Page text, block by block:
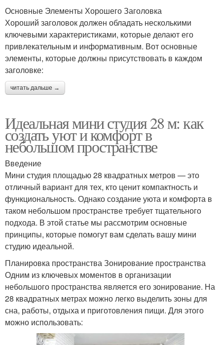
Основные Элементы Хорошего Заголовка
Хороший заголовок должен обладать несколькими
ключевыми характеристиками, которые делают его
привлекательным и информативным. Вот основные
элементы, которые должны присутствовать в каждом
заголовке:
читать дальше →
Идеальная мини студия 28 м: как
создать уют и комфорт в
небольшом пространстве
Введение
Мини студия площадью 28 квадратных метров — это
отличный вариант для тех, кто ценит компактность и
функциональность. Однако создание уюта и комфорта в
таком небольшом пространстве требует тщательного
подхода. В этой статье мы рассмотрим основные
принципы, которые помогут вам сделать вашу мини
студию идеальной.
Планировка пространства Зонирование пространства
Одним из ключевых моментов в организации
небольшого пространства является его зонирование. На
28 квадратных метрах можно легко выделить зоны для
сна, работы, отдыха и приготовления пищи. Для этого
можно использовать: